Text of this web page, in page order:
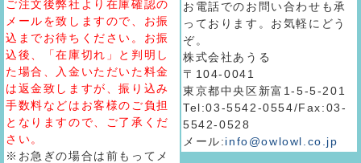
ご注文後弊社より在庫確認の
メールを致しますので、お振
込までお待ちください。お振
込後、「在庫切れ」と判明し
た場合、入金いただいた料金
は返金致しますが、振り込み
手数料などはお客様のご負担
となりますので、ご了承くだ
さい。
※お急ぎの場合は前もってメ
お電話でのお問い合わせも承
っております。お気軽にどう
ぞ。
株式会社あうる
〒104-0041
東京都中央区新富1-5-5-201
Tel:03-5542-0554/Fax:03-
5542-0528
メール:info@owlowl.co.jp